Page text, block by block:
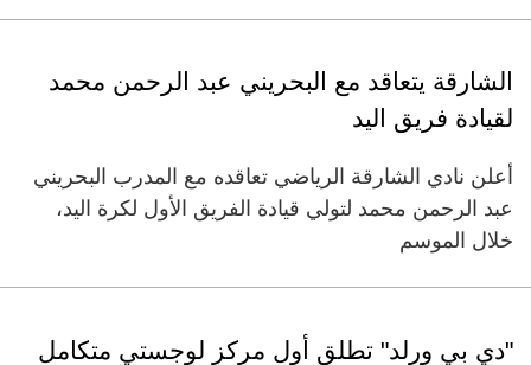
الشارقة يتعاقد مع البحريني عبد الرحمن محمد
لقيادة فريق اليد
أعلن نادي الشارقة الرياضي تعاقده مع المدرب البحريني
عبد الرحمن محمد لتولي قيادة الفريق الأول لكرة اليد،
خلال الموسم
"دي بي ورلد" تطلق أول مركز لوجستي متكامل